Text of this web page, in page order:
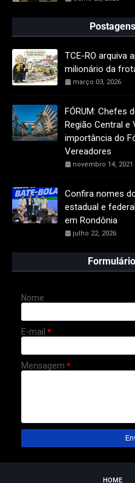
TCE-RO arquiva
milionário da
março 03, 2026
FÓRUM: Chefes
Região Central e
importância do
Vereadores
novembro 14, 2021
Confira nomes
estadual e
em Rondônia
julho 22, 2026
Nome
E-mail *
Mensagem *
HOME